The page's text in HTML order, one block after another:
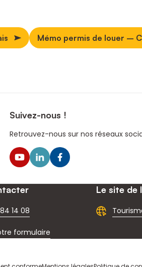
Mémo permis de louer –
Suivez-nous !
Retrouvez-nous sur nos réseaux
14 08
formulaire
Le site de